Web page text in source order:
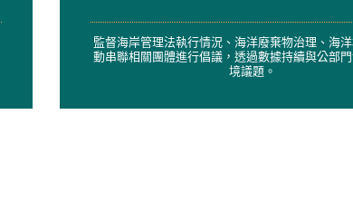
監督海岸管理法執行情況、海洋廢棄物治理、海
動串聯相關團體進行倡議，透過數據持續與公部
境議題。